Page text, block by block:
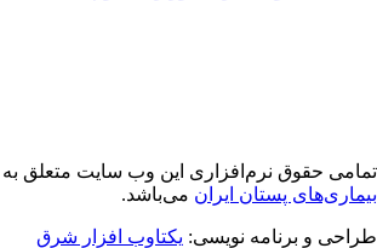
حقوق نرم‌افزاری اين وب سایت متعلق به
پستان ایران می‌باشد.
و برنامه نویسی: یکتاوب افزار شرق